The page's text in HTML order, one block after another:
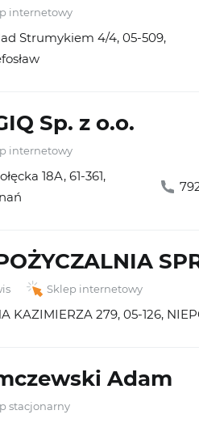
internetowy
Strumykiem 4/4, 05-509,
Sp. z o.o.
internetowy
18A, 61-361,
Sklep internetowy
KAZIMIERZA 279, 05-126,
Adam
stacjonarny